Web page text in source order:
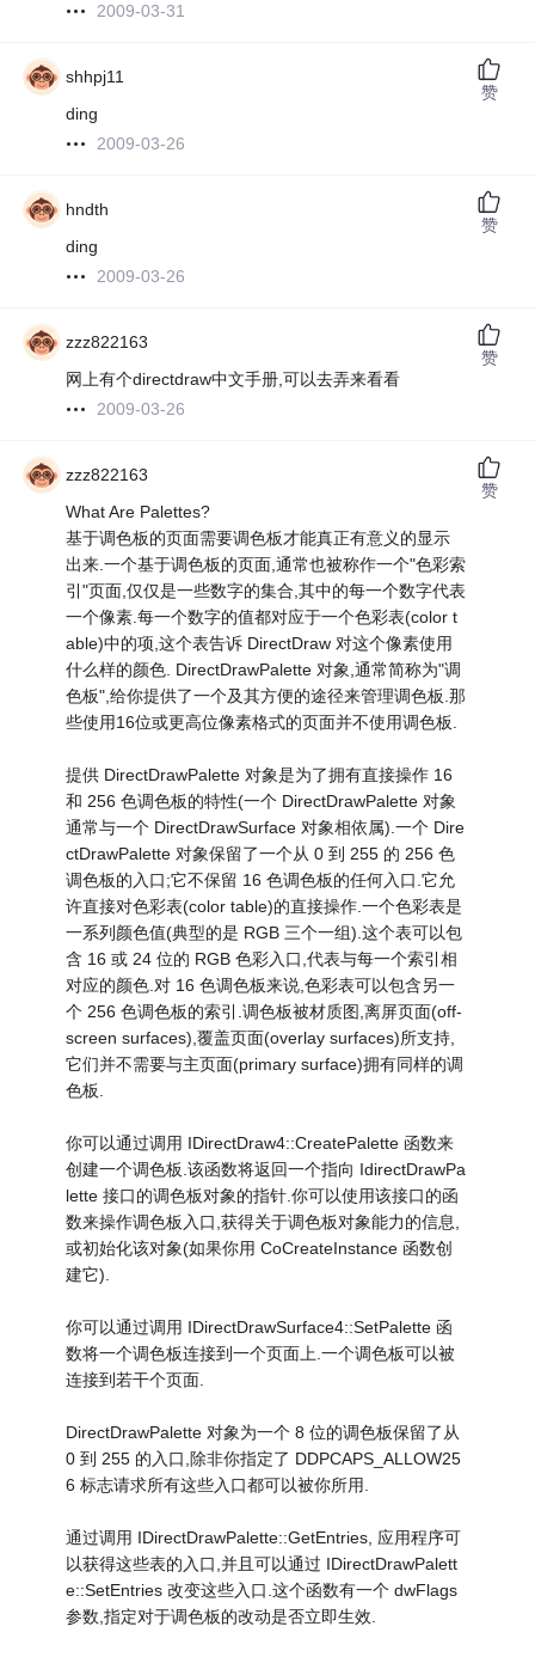
2009-03-31
shhpj11
ding
2009-03-26
赞
hndth
ding
2009-03-26
赞
zzz822163
网上有个directdraw中文手册,可以去弄来看看
2009-03-26
赞
zzz822163
What Are Palettes?
基于调色板的页面需要调色板才能真正有意义的显示
出来.一个基于调色板的页面,通常也被称作一个"色彩索
引"页面,仅仅是一些数字的集合,其中的每一个数字代表
一个像素.每一个数字的值都对应于一个色彩表(color t
able)中的项,这个表告诉 DirectDraw 对这个像素使用
什么样的颜色. DirectDrawPalette 对象,通常简称为"调
色板",给你提供了一个及其方便的途径来管理调色板.那
些使用16位或更高位像素格式的页面并不使用调色板.
提供 DirectDrawPalette 对象是为了拥有直接操作 16
和 256 色调色板的特性(一个 DirectDrawPalette 对象
通常与一个 DirectDrawSurface 对象相依属).一个 Dire
ctDrawPalette 对象保留了一个从 0 到 255 的 256 色
调色板的入口;它不保留 16 色调色板的任何入口.它允
许直接对色彩表(color table)的直接操作.一个色彩表是
一系列颜色值(典型的是 RGB 三个一组).这个表可以包
含 16 或 24 位的 RGB 色彩入口,代表与每一个索引相
对应的颜色.对 16 色调色板来说,色彩表可以包含另一
个 256 色调色板的索引.调色板被材质图,离屏页面(off-
screen surfaces),覆盖页面(overlay surfaces)所支持,
它们并不需要与主页面(primary surface)拥有同样的调
色板.
你可以通过调用 IDirectDraw4::CreatePalette 函数来
创建一个调色板.该函数将返回一个指向 IdirectDrawPa
lette 接口的调色板对象的指针.你可以使用该接口的函
数来操作调色板入口,获得关于调色板对象能力的信息,
或初始化该对象(如果你用 CoCreateInstance 函数创
建它).
你可以通过调用 IDirectDrawSurface4::SetPalette 函
数将一个调色板连接到一个页面上.一个调色板可以被
连接到若干个页面.
DirectDrawPalette 对象为一个 8 位的调色板保留了从
0 到 255 的入口,除非你指定了 DDPCAPS_ALLOW25
6 标志请求所有这些入口都可以被你所用.
通过调用 IDirectDrawPalette::GetEntries, 应用程序可
以获得这些表的入口,并且可以通过 IDirectDrawPalett
e::SetEntries 改变这些入口.这个函数有一个 dwFlags
参数,指定对于调色板的改动是否立即生效.
赞